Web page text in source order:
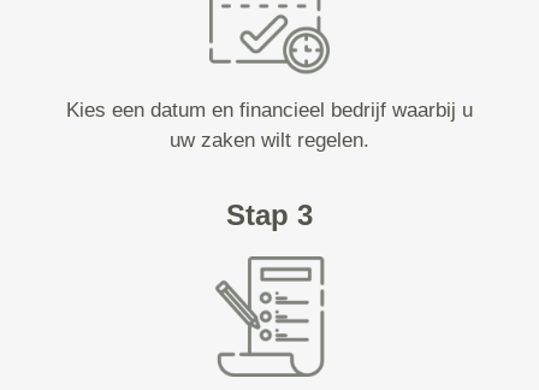
Kies een datum en financieel bedrijf waarbij u
uw zaken wilt regelen.
Stap 3